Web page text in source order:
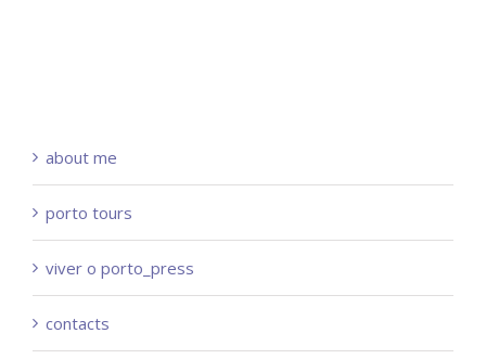
about me
porto tours
viver o porto_press
contacts